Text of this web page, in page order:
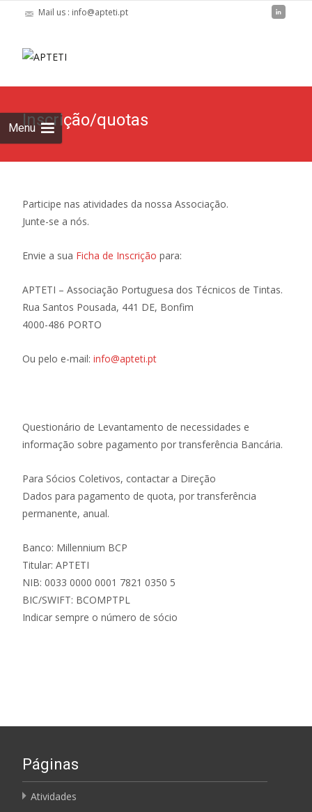
Mail us : info@apteti.pt
MenuInscrição/quotas
Participe nas atividades da nossa Associação.
Junte-se a nós.
Envie a sua Ficha de Inscrição para:
APTETI – Associação Portuguesa dos Técnicos de Tintas.
Rua Santos Pousada, 441 DE, Bonfim
4000-486 PORTO
Ou pelo e-mail: info@apteti.pt
Questionário de Levantamento de necessidades e
informação sobre pagamento por transferência Bancária.
Para Sócios Coletivos, contactar a Direção
Dados para pagamento de quota, por transferência
permanente, anual.
Banco: Millennium BCP
Titular: APTETI
NIB: 0033 0000 0001 7821 0350 5
BIC/SWIFT: BCOMPTPL
Indicar sempre o número de sócio
Páginas
Atividades